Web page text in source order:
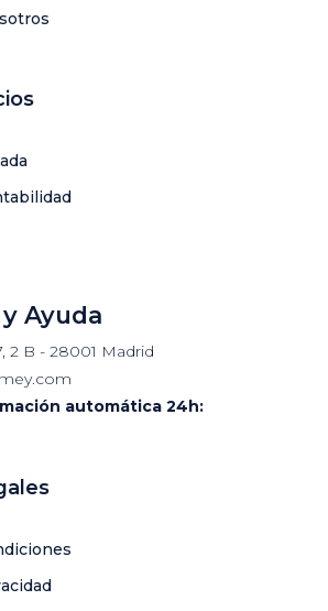
Ayuda
2 B - 28001 Madrid
automática 24h: